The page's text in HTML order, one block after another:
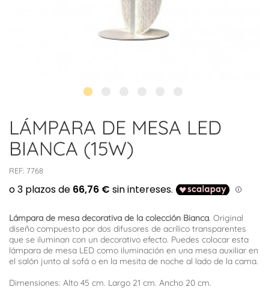
LÁMPARA DE MESA LED
BIANCA (15W)
REF: 7768
Lámpara de mesa decorativa de la colección Bianca. Original
diseño compuesto por dos difusores de acrílico transparentes
que se iluminan con un decorativo efecto. Puedes colocar esta
lámpara de mesa LED como iluminación en una mesa auxiliar en
el salón junto al sofá o en la mesita de noche al lado de la cama.
Dimensiones: Alto 45 cm. Largo 21 cm. Ancho 20 cm.